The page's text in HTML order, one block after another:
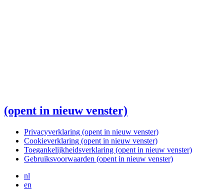
(opent in nieuw venster)
Privacyverklaring (opent in nieuw venster)
Cookieverklaring (opent in nieuw venster)
Toegankelijkheidsverklaring (opent in nieuw venster)
Gebruiksvoorwaarden (opent in nieuw venster)
nl
en